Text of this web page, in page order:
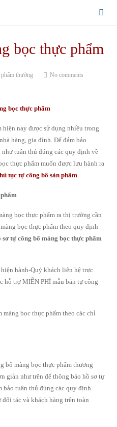
bọc thực phẩm
thường No comments
bọc thực phẩm
nay được sử dụng nhiều trong
hàng, gia đình. Để đảm bảo
tuân thủ đúng các quy định về
thực phẩm muốn được lưu hành ra
tục tự công bố sản phẩm.
bọc thực phẩm ra thị trường cần
bọc thực phẩm theo quy định
sơ tự công bố màng bọc thực phẩm
hành-Quý khách liên hệ trực
trợ MIỄN PHÍ mẫu bản tự công
màng bọc thực phẩm theo các chỉ
bố màng bọc thực phẩm thương
giản như trên để thông báo hồ sơ tự
bảo tuân thủ đúng các quy định
tác và khách hàng trên toàn